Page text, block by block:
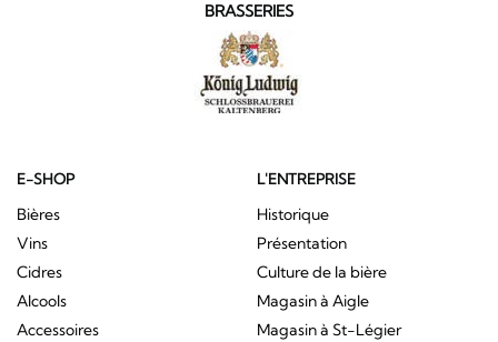
BRASSERIES
E-SHOP
Bières
Vins
Cidres
Alcools
Accessoires
L'ENTREPRISE
Historique
Présentation
Culture de la bière
Magasin à Aigle
Magasin à St-Légier